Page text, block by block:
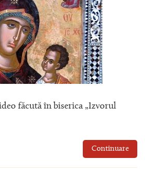
făcută în biserica „Izvorul
Continuare